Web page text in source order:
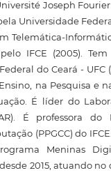
Joseph Fourier
Universidade
Telemática-
IFCE (2005).
do Ceará - UFC
na Pesquisa e
É líder do
É professora do
(PPGCC) do
Meninas
2015, atuando